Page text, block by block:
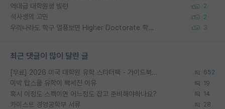
역대급 대학원생 빌런 2
석사생의 고민 2
우리나라도 학구 열풍보면 Higher Doctorate 학위가 필요하다고 봅니다. 3
최근 댓글이 많이 달린 글
[무료] 2026 미국 대학원 유학 스타터팩 - 가이드북 & 합격자 컨택메일 템플릿 652
미박 탑스쿨 유학이 빡세진 이유 19
혹시 이정도 스펙이면 어느정도 잡고 준비해야하나요? 14
카이스트 경영공학부 서류 28